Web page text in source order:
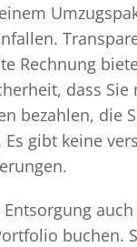
Rechnung
dass Sie
bezahlen, die
gibt keine
buchen.